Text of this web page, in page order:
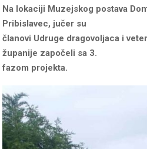
Na lokaciji Muzejskog postava
Pribislavec, jučer su
članovi Udruge dragovoljaca i
županije započeli sa 3.
fazom projekta.